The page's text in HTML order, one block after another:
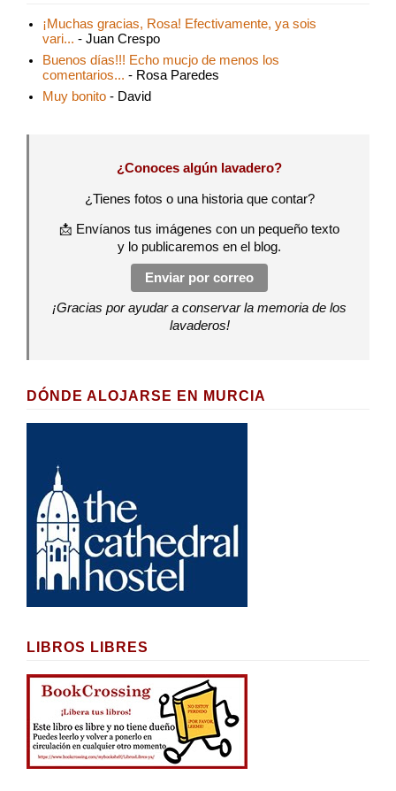
¡Muchas gracias, Rosa! Efectivamente, ya sois
vari... - Juan Crespo
Buenos días!!! Echo mucjo de menos los
comentarios... - Rosa Paredes
Muy bonito - David
¿Conoces algún lavadero?
¿Tienes fotos o una historia que contar?
📩 Envíanos tus imágenes con un pequeño texto
y lo publicaremos en el blog.
Enviar por correo
¡Gracias por ayudar a conservar la memoria de los
lavaderos!
DÓNDE ALOJARSE EN MURCIA
LIBROS LIBRES